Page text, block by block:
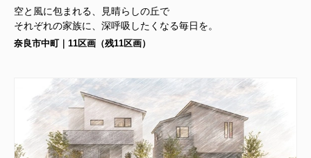
空と風に包まれる、見晴らしの丘で
それぞれの家族に、深呼吸したくなる毎日を。
奈良市中町｜11区画（残11区画）